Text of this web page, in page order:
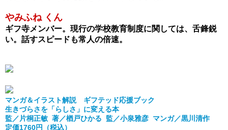
やみふね くん
ギフ寺メンバー。現行の学校教育制度に関しては、舌鋒鋭
い。話すスピードも常人の倍速。
マンガ＆イラスト解説 ギフテッド応援ブック
生きづらさを「らしさ」に変える本
監／片桐正敏 著／楢戸ひかる 監／小泉雅彦 マンガ／黒川清作
定価1760円（税込）